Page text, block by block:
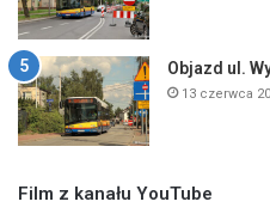
Objazd ul.
13 czerwca
Film z kanału YouTube